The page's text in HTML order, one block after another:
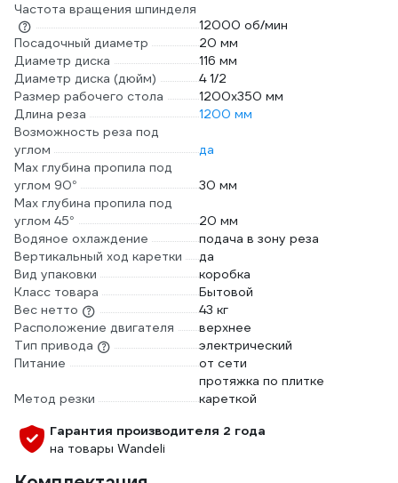
Частота вращения шпинделя
12000 об/мин
Посадочный диаметр
20 мм
Диаметр диска
116 мм
Диаметр диска (дюйм)
4 1/2
Размер рабочего стола
1200х350 мм
Длина реза
1200 мм
Возможность реза под
углом
да
Max глубина пропила под
углом 90°
30 мм
Max глубина пропила под
углом 45°
20 мм
Водяное охлаждение
подача в зону реза
Вертикальный ход каретки
да
Вид упаковки
коробка
Класс товара
Бытовой
Вес нетто
43 кг
Расположение двигателя
верхнее
Тип привода
электрический
Питание
от сети
Метод резки
протяжка по плитке
кареткой
Гарантия производителя 2 года
на товары Wandeli